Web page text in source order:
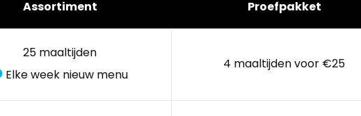
Assortiment Proefpakket
25 maaltijden
Elke week nieuw menu
4 maaltijden voor €25